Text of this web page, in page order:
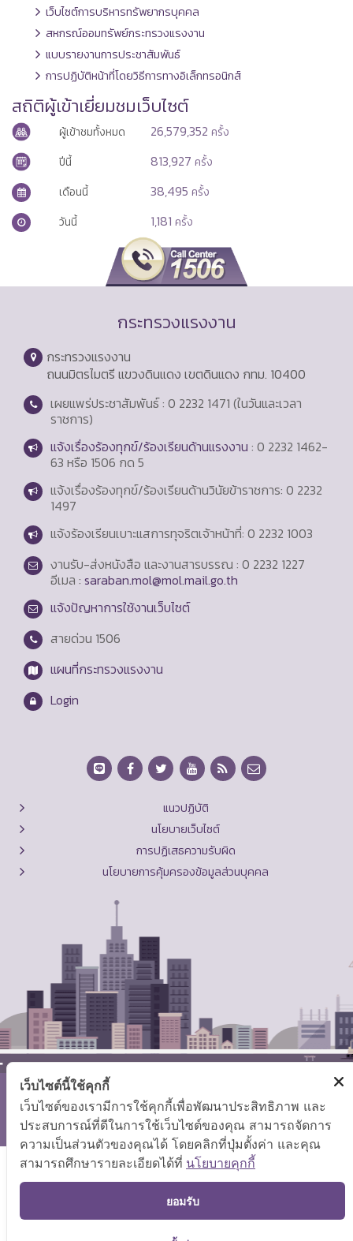
เว็บไซต์การบริหารทรัพยากรบุคคล
สหกรณ์ออมทรัพย์กระทรวงแรงงาน
แบบรายงานการประชาสัมพันธ์
การปฏิบัติหน้าที่โดยวิธีการทางอิเล็กทรอนิกส์
สถิติผู้เข้าเยี่ยมชมเว็บไซต์
ผู้เข้าชมทั้งหมด 26,579,352 ครั้ง
ปีนี้
813,927 ครั้ง
เดือนนี้
38,495 ครั้ง
วันนี้
1,181 ครั้ง
กระทรวงแรงงาน
กระทรวงแรงงาน
ถนนมิตรไมตรี แขวงดินแดง เขตดินแดง กทม. 10400
เผยแพร่ประชาสัมพันธ์ : 0 2232 1471 (ในวันและเวลา
ราชการ)
แจ้งเรื่องร้องทุกข์/ร้องเรียนด้านแรงงาน : 0 2232 1462-
63 หรือ 1506 กด 5
แจ้งเรื่องร้องทุกข์/ร้องเรียนด้านวินัยข้าราชการ: 0 2232
1497
แจ้งร้องเรียนเบาะแสการทุจริตเจ้าหน้าที่: 0 2232 1003
งานรับ-ส่งหนังสือ และงานสารบรรณ : 0 2232 1227
อีเมล : saraban.mol@mol.mail.go.th
แจ้งปัญหาการใช้งานเว็บไซต์
สายด่วน 1506
แผนที่กระทรวงแรงงาน
Login
แนวปฏิบัติ
นโยบายเว็บไซต์
การปฏิเสธความรับผิด
นโยบายการคุ้มครองข้อมูลส่วนบุคคล
สงวนลิขสิทธิ์ © 2569 กระทรวงแรงงาน
แผนผังเว็บไซต์| คำถามที่พบบ่อย
TOP
เว็บไซต์นี้ใช้คุกกี้
เว็บไซต์ของเรามีการใช้คุกกี้เพื่อพัฒนาประสิทธิภาพ และ
ประสบการณ์ที่ดีในการใช้เว็บไซต์ของคุณ สามารถจัดการ
ความเป็นส่วนตัวของคุณได้ โดยคลิกที่ปุ่มตั้งค่า และคุณ
สามารถศึกษารายละเอียดได้ที่ นโยบายคุกกี้
ยอมรับ